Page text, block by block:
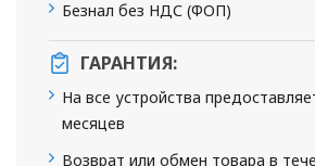
Безнал без НДС (ФОП)
ГАРАНТИЯ:
На все устройства
месяцев
Возврат или обмен товара в